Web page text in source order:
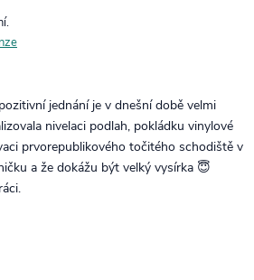
jednání je v dnešní době velmi
nivelaci podlah, pokládku vinylové
prvorepublikového točitého schodiště v
a že dokážu být velký vysírka 😇